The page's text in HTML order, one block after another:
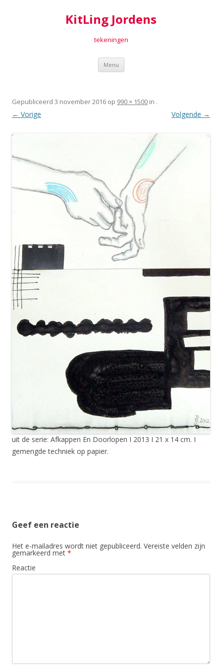
KitLing Jordens
tekeningen
Menu Spring
inhoud
Gepubliceerd 3 november 2016 op 990 × 1500 in .
← Vorige Volgende →
uit de serie: Afkappen En Doorlopen I 2013 I 21 x 14 cm. I
gemengde techniek op papier.
Geef een reactie
Het e-mailadres wordt niet gepubliceerd. Vereiste velden zijn
gemarkeerd met *
Reactie